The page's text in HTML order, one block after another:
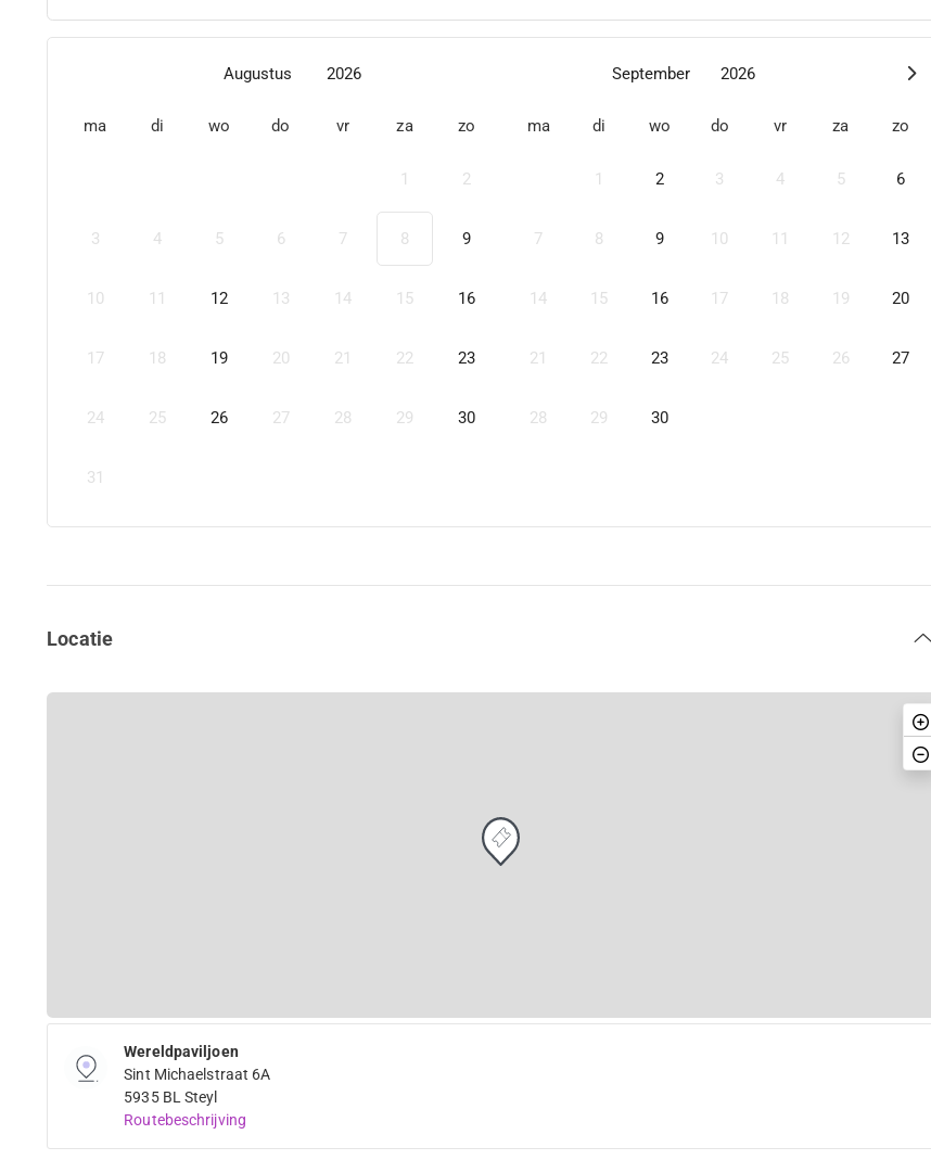
Augustus 2026
ma di wo do vr za zo
1 2
3 4 5 6 7 8 9
10 11 12 13 14 15 16
17 18 19 20 21 22 23
24 25 26 27 28 29 30
31
September 2026
ma di wo do vr za zo
1 2 3 4 5 6
7 8 9 10 11 12 13
14 15 16 17 18 19 20
21 22 23 24 25 26 27
28 29 30
Locatie
Wereldpaviljoen
Sint Michaelstraat 6A
5935 BL Steyl
Routebeschrijving